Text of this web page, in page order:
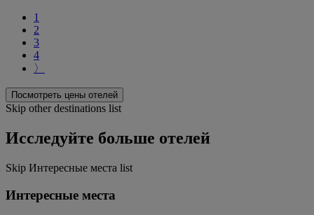
1
2
3
4
〉
Посмотреть цены отелей
Skip other destinations list
Исследуйте больше отелей
Skip Интересные места list
Интересные места